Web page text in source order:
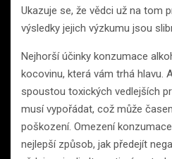
Ukazuje se, že vědci už na tom
výsledky jejich výzkumu jsou
Nejhorší účinky konzumace
kocovinu, která vám trhá hlavu.
spoustou toxických vedlejších
musí vypořádat, což může
poškození. Omezení
nejlepší způsob, jak předejít